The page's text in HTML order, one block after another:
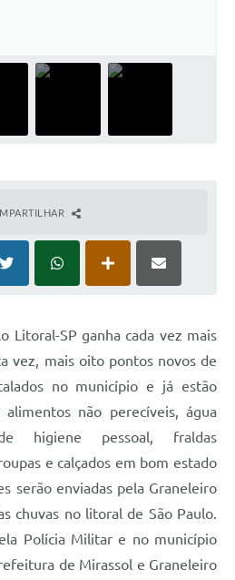
Litoral-SP ganha cada vez mais
vez, mais oito pontos novos de
no município e já estão
alimentos não perecíveis, água
higiene pessoal, fraldas
e calçados em bom estado
serão enviadas pela Graneleiro
chuvas no litoral de São Paulo.
Polícia Militar e no município
de Mirassol e Graneleiro